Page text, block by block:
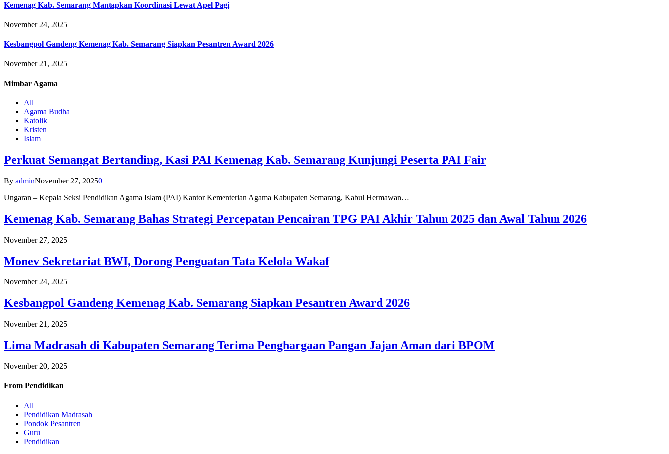
Kemenag Kab. Semarang Mantapkan Koordinasi Lewat Apel Pagi
November 24, 2025
Kesbangpol Gandeng Kemenag Kab. Semarang Siapkan Pesantren Award 2026
November 21, 2025
Mimbar Agama
All
Agama Budha
Katolik
Kristen
Islam
Perkuat Semangat Bertanding, Kasi PAI Kemenag Kab. Semarang Kunjungi Peserta PAI Fair
By adminNovember 27, 20250
Ungaran – Kepala Seksi Pendidikan Agama Islam (PAI) Kantor Kementerian Agama Kabupaten Semarang, Kabul Hermawan…
Kemenag Kab. Semarang Bahas Strategi Percepatan Pencairan TPG PAI Akhir Tahun 2025 dan Awal Tahun 2026
November 27, 2025
Monev Sekretariat BWI, Dorong Penguatan Tata Kelola Wakaf
November 24, 2025
Kesbangpol Gandeng Kemenag Kab. Semarang Siapkan Pesantren Award 2026
November 21, 2025
Lima Madrasah di Kabupaten Semarang Terima Penghargaan Pangan Jajan Aman dari BPOM
November 20, 2025
From Pendidikan
All
Pendidikan Madrasah
Pondok Pesantren
Guru
Pendidikan